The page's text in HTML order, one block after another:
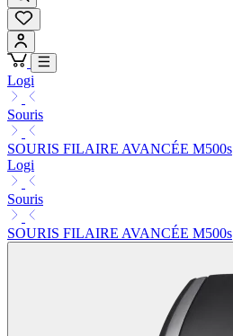
Logi
Souris
SOURIS FILAIRE AVANCÉE M500s
Logi
Souris
SOURIS FILAIRE AVANCÉE M500s